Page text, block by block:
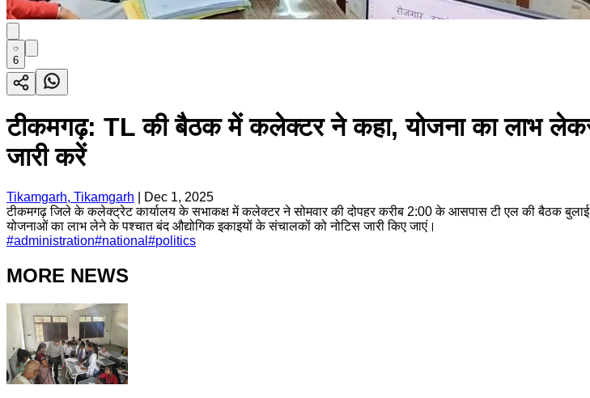
6
टीकमगढ़: TL की बैठक में कलेक्टर ने कहा, योजना का लाभ
जारी करें
Tikamgarh, Tikamgarh
Dec 1, 2025
टीकमगढ़ जिले के कलेक्ट्रेट कार्यालय के सभाकक्ष में कलेक्टर ने सोमवार की दोपहर करीब 2:00 के आसपास टी एल की बैठक बुलाई
योजनाओं का लाभ लेने के पश्चात बंद औद्योगिक इकाइयों के संचालकों को नोटिस जारी किए जाएं।
#administration#national #politics
MORE NEWS